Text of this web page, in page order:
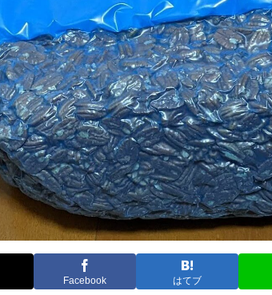
Facebook はてブ